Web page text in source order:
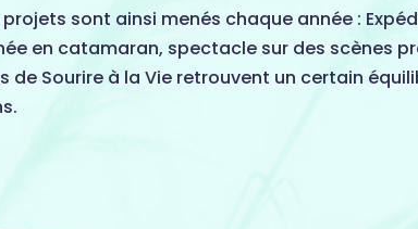
sont ainsi menés chaque année :
en catamaran, spectacle sur des scènes
de Sourire à la Vie retrouvent un certain